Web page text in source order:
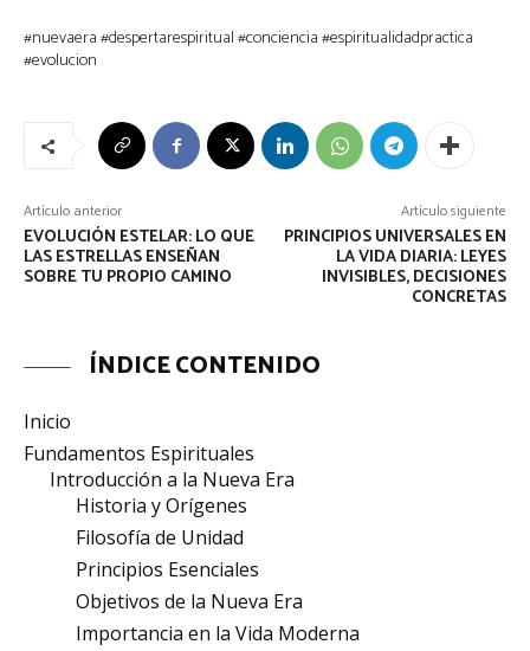
#nuevaera #despertarespiritual #conciencia #espiritualidadpractica
#evolucion
Artículo anterior
EVOLUCIÓN ESTELAR: LO QUE
LAS ESTRELLAS ENSEÑAN
SOBRE TU PROPIO CAMINO
Artículo siguiente
PRINCIPIOS UNIVERSALES EN
LA VIDA DIARIA: LEYES
INVISIBLES, DECISIONES
CONCRETAS
ÍNDICE CONTENIDO
Inicio
Fundamentos Espirituales
Introducción a la Nueva Era
Historia y Orígenes
Filosofía de Unidad
Principios Esenciales
Objetivos de la Nueva Era
Importancia en la Vida Moderna